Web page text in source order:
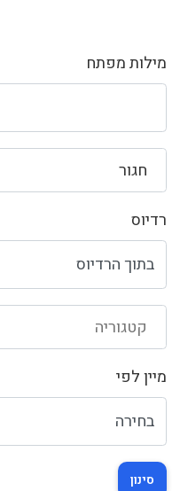
מילות מפתח
חגור
רדיוס
קטגוריה
מיין לפי
סינון